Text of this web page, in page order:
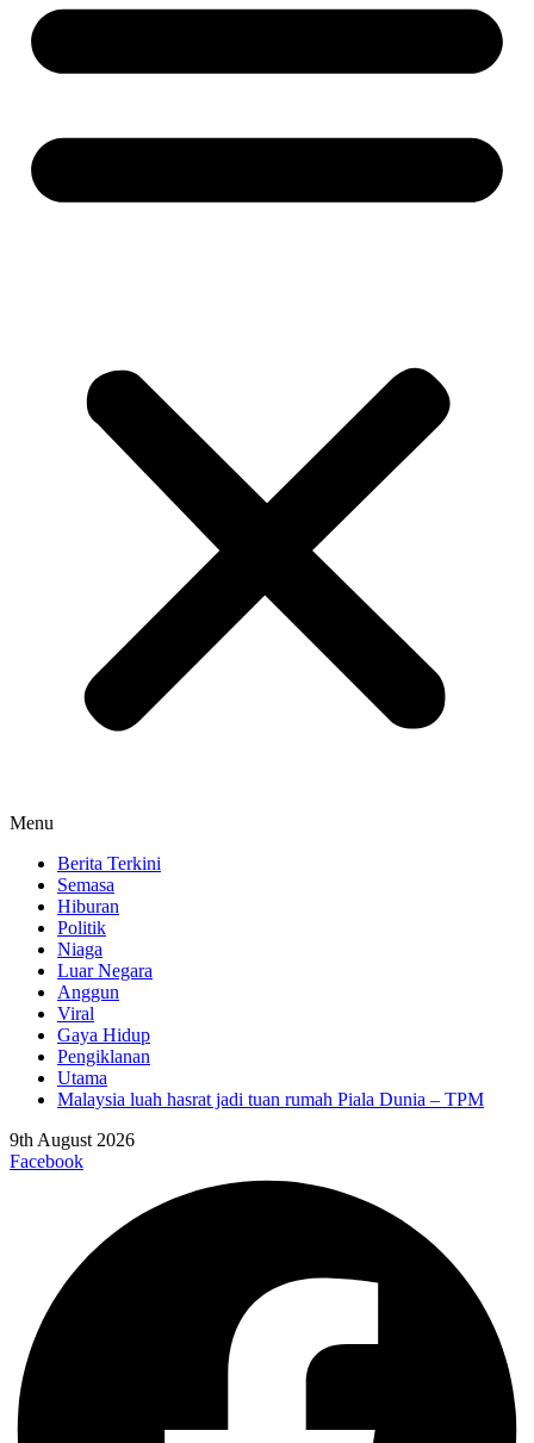
Menu
Berita Terkini
Semasa
Hiburan
Politik
Niaga
Luar Negara
Anggun
Viral
Gaya Hidup
Pengiklanan
Utama
Malaysia luah hasrat jadi tuan rumah Piala Dunia – TPM
9th August 2026
Facebook